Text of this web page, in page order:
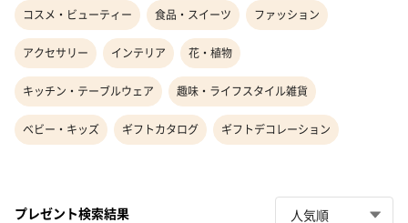
コスメ・ビューティー 食品・スイーツ ファッション
アクセサリー インテリア 花・植物
キッチン・テーブルウェア 趣味・ライフスタイル雑貨
ベビー・キッズ ギフトカタログ ギフトデコレーション
プレゼント検索結果